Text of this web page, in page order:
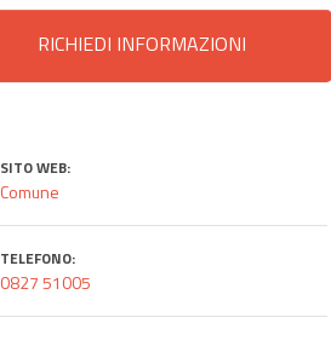
RICHIEDI INFORMAZIONI
SITO WEB:
Comune
TELEFONO:
0827 51005